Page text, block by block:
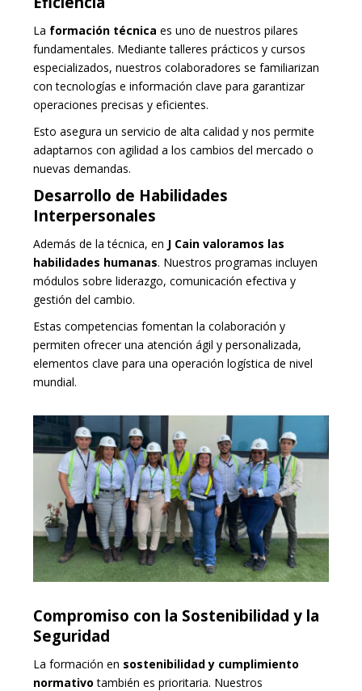
La formación técnica es uno de nuestros pilares
fundamentales. Mediante talleres prácticos y cursos
especializados, nuestros colaboradores se familiarizan
con tecnologías e información clave para garantizar
operaciones precisas y eficientes.
Esto asegura un servicio de alta calidad y nos permite
adaptarnos con agilidad a los cambios del mercado o
nuevas demandas.
Desarrollo de Habilidades
Interpersonales
Además de la técnica, en J Cain valoramos las
habilidades humanas. Nuestros programas incluyen
módulos sobre liderazgo, comunicación efectiva y
gestión del cambio.
Estas competencias fomentan la colaboración y
permiten ofrecer una atención ágil y personalizada,
elementos clave para una operación logística de nivel
mundial.
Compromiso con la Sostenibilidad y la
Seguridad
La formación en sostenibilidad y cumplimiento
normativo también es prioritaria. Nuestros